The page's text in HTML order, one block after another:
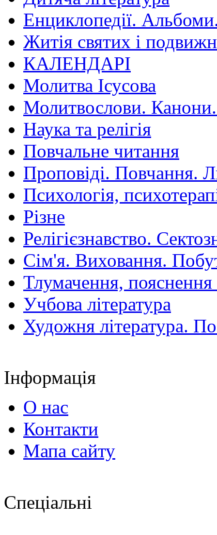
Енциклопедії.
Житія святих і
КАЛЕНДАРІ
Молитва Ісусова
Молитвослови.
Наука та релігія
Повчальне читання
Проповіді. Повчання.
Психологія,
Різне
Релігієзнавство.
Сім'я. Виховання.
Тлумачення,
Учбова література
Художня література.
Інформація
О нас
Контакти
Мапа сайту
Спеціальні